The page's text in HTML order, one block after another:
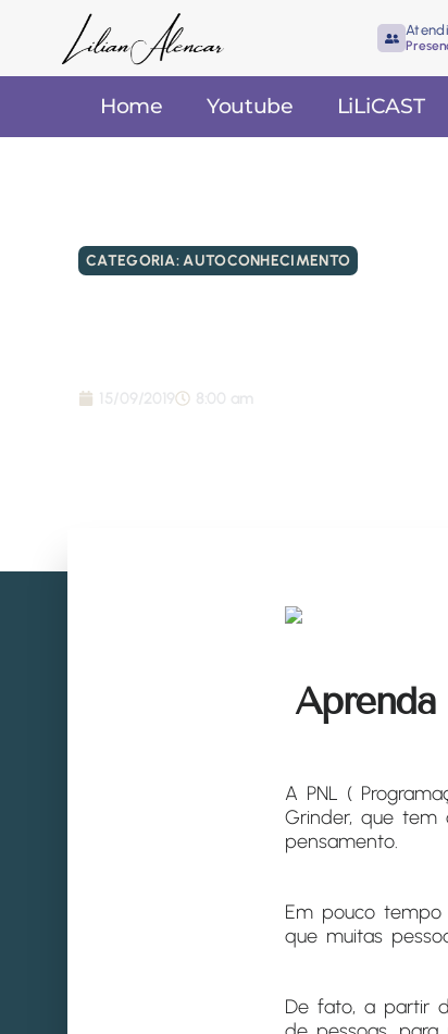
Home Youtube LiLiCAST
CATEGORIA:AUTOCONHECIMENTO
15/09/2019 8:00 am
Aprenda
A PNL (
Grinder, que tem
pensamento.
Em pouco
que muitas
De fato, a partir